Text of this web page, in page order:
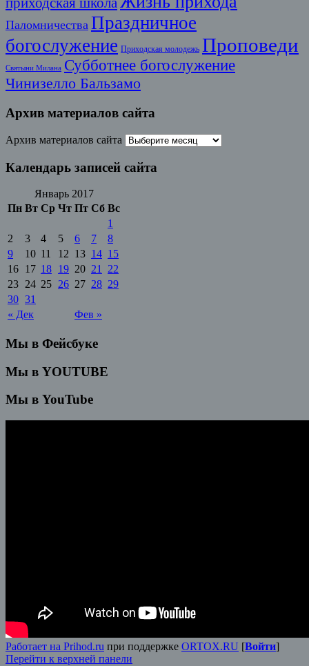
Паломничества Праздничное
богослужение Приходская молодежь Проповеди
Святыни Милана Субботнее богослужение
Чинизелло Бальзамо
Архив материалов сайта
Архив материалов сайта
Календарь записей сайта
Январь 2017
Пн Вт Ср Чт Пт Сб Вс
« Дек Фев »
1
2
3 4 5 6 7
8
9
10 11 12 13 14 15
16 17 18 19 20 21
22
23 24 25 26 27 28 29
30 31
Мы в Фейсбуке
Мы в YOUTUBE
Мы в YouTube
Работает на Prihod.ru при поддержке ORTOX.RU [Войти]
Перейти к верхней панели